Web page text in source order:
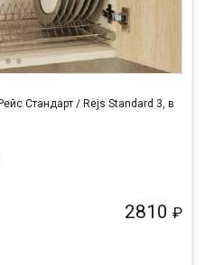
Стандарт / Rejs Standard 3, в
2810 ₽